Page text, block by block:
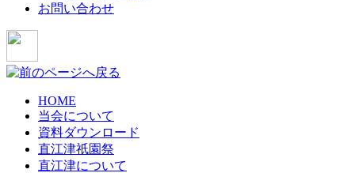
お問い合わせ
HOME
当会について
資料ダウンロード
直江津祇園祭
直江津について